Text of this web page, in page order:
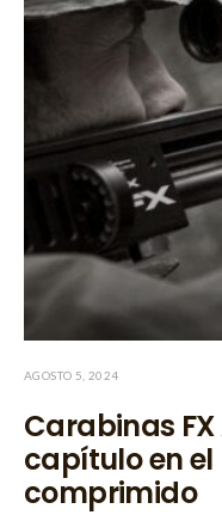
AGOSTO 5, 2024
Carabinas
capítulo en
comprimido